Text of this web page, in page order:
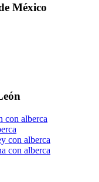
México
con alberca
con alberca
con alberca